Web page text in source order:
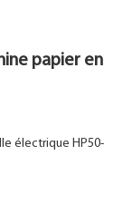
papier en